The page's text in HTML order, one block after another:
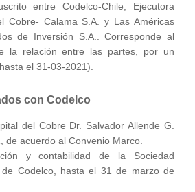
entre Codelco-Chile, Ejecutora
Cobre- Calama S.A. y Las Américas
de Inversión S.A.. Corresponde al
la relación entre las partes, por un
el 31-03-2021).
con Codelco
del Cobre Dr. Salvador Allende G.
de acuerdo al Convenio Marco.
y contabilidad de la Sociedad
Codelco, hasta el 31 de marzo de